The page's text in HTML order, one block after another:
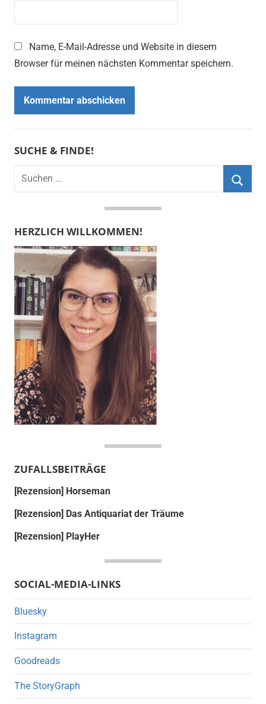
Name, E-Mail-Adresse und Website in diesem
Browser für meinen nächsten Kommentar speichern.
SUCHE & FINDE!
Suchen
nach:
HERZLICH WILLKOMMEN!
ZUFALLSBEITRÄGE
[Rezension] Horseman
[Rezension] Das Antiquariat der Träume
[Rezension] PlayHer
SOCIAL-MEDIA-LINKS
Bluesky
Instagram
Goodreads
The StoryGraph